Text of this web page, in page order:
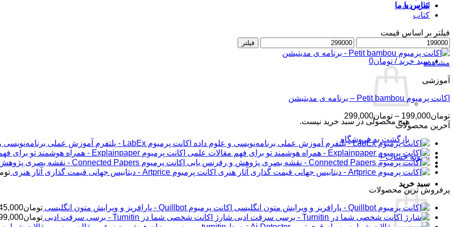
تماس با ما
ورود / عضویت
سبد خرید / تومان0
هیچ محصولی در سبد خرید نیست.
بازگشت به فروشگاه
تسویه حساب +
سبد خرید
کاربردی
کتاب
فیلتر بر اساس قیمت
حداقل
قیمت
حداکثر
قیمت
فیلتر
مشاهده
آموزشی
اکانت پرمیوم Petit bambou – برنامه ی مدیتیشن
تومان199,000
– تومان299,000
قیمت:
تا
تومان299,000
آخرین محصولات
اکانت پرمیوم LabEx - پلتفرم آموزش عملی برنامه‌نویسی و علوم داده
اکانت پرمیوم Explainpaper - همراه هوشمند تو برای فهم مقالات علمی
اکانت پرمیوم Connected Papers - نقشه بصری پژوهش و رفرنس یابی
اکانت پرمیوم Artprice - دیتابیس جهانی قیمت ‌گذاری آثار هنری
پرفروش ترین محصولات
اکانت پرمیوم Quillbot - پارافریز و ویرایش متون انگلیسی تومان
شارژ اکانت شخصی شما در Turnitin - برسی سرقت ادبی تومان